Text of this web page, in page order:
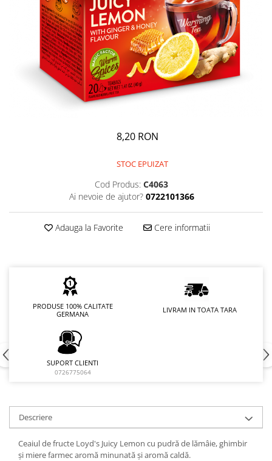
GEMURI
SEMIPREPARATE
SOSURI
VITAMINE / EFERVESCENTE
INĂLBITOR SI SOLUȚII PENTRU
INDEPĂRTAREA PETELOR
ODORIZANTE DE BAIE
ODORIZANTE DE CAMERĂ
PROSOAPE DE BUCĂTARIE / LAVETE
8,20 RON
STOC EPUIZAT
Cod Produs: C4063
Ai nevoie de ajutor? 0722101366
Adauga la Favorite Cere informatii
PRODUSE 100% CALITATE
GERMANA
LIVRAM IN TOATA TARA
SUPORT CLIENTI
0726775064
Descriere
Ceaiul de fructe Loyd's Juicy Lemon cu pudră de lămâie, ghimbir
și miere farmec aromă minunată și aromă caldă.